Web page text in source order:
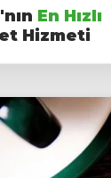
En Hızlı
Hizmeti